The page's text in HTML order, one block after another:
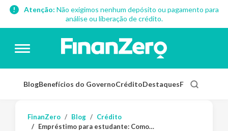
Atenção: Não exigimos nenhum depósito ou pagamento para
análise ou liberação de crédito.
BlogBenefícios do GovernoCréditoDestaquesFinanças
FinanZero Blog
Crédito
Empréstimo para estudante: Como conseguir?